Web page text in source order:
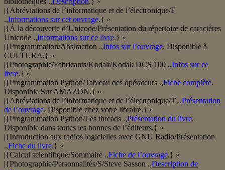
|{Abréviations de l’informatique et de l’électronique/E
.,Informations sur cet ouvrage.} »
|{À la découverte d’Unicode/Présentation du répertoire de caractères
Unicode .,Informations sur ce livre.} »
|{Programmation/Abstraction .,Infos sur l’ouvrage. Disponible à
CULTURA.} »
|{Photographie/Fabricants/Kodak/Kodak DCS 100 .,Infos sur ce
livre.} »
|{Programmation Python/Tableau des opérateurs .,Fiche complète.
Disponible Sur AMAZON.} »
|{Abréviations de l’informatique et de l’électronique/T .,Présentation
de l’ouvrage. Disponible chez votre libraire.} »
|{Programmation Python/Les threads .,Présentation du livre.
Disponible dans toutes les bonnes de l’éditeurs.} »
|{Introduction aux radios logicielles avec GNU Radio/Présentation
.,Fiche du livre.} »
|{Calcul scientifique/Sommaire .,Fiche de l’ouvrage.} »
|{Photographie/Personnalités/S/Steve Sasson .,Description de